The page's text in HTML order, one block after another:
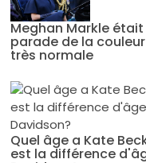
Meghan Markle
parade de la
très normale
Quel âge a Kate
est la différence